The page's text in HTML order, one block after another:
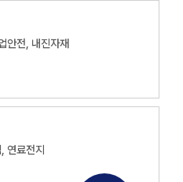
안전, 내진자재
연료전지